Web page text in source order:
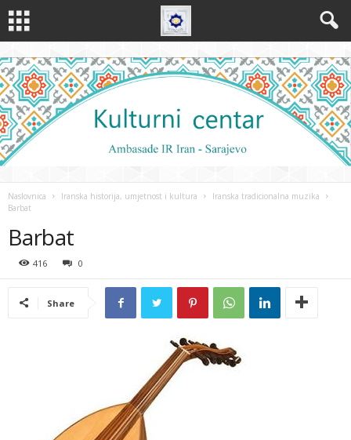
Naslovnica Iranska historija, umjetnost i kultura
Iranska tradicionalna muzika
Barbat
Barbat
416 0
Share